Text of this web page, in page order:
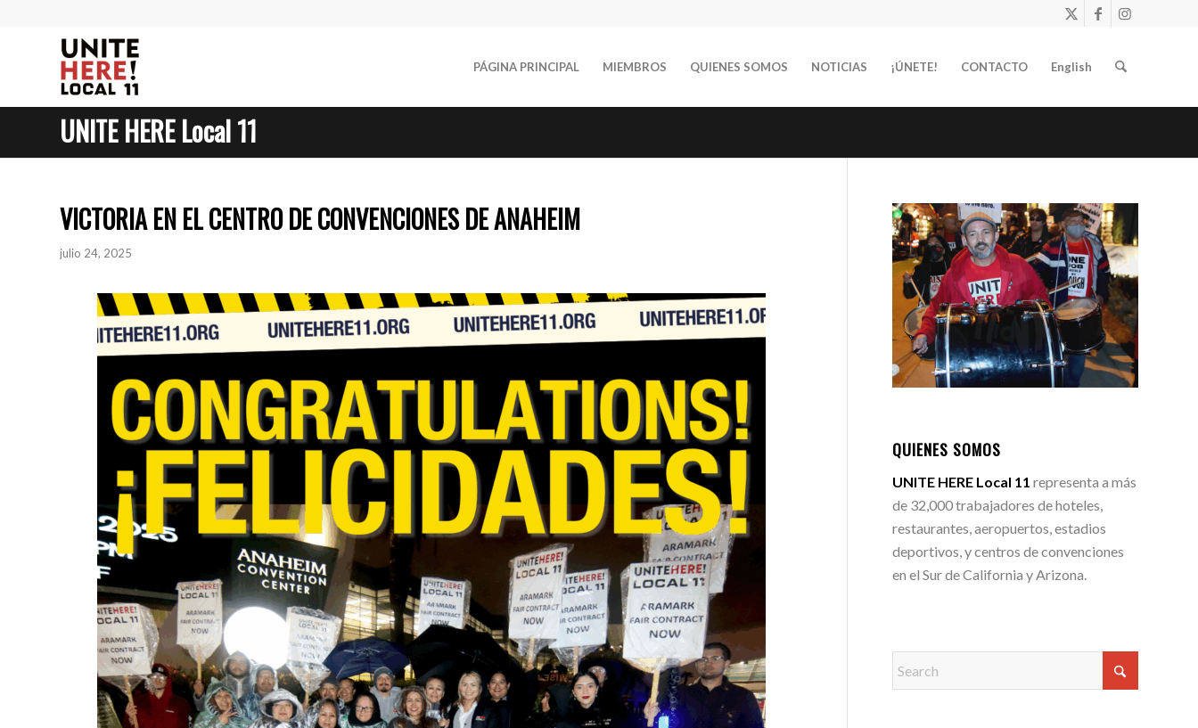
PÁGINA PRINCIPAL MIEMBROS QUIENES SOMOS NOTICIAS ¡ÚNETE! CONTACTO English
UNITE HERE Local 11
VICTORIA EN EL CENTRO DE CONVENCIONES DE ANAHEIM
julio 24, 2025
QUIENES SOMOS
UNITE HERE Local 11 representa a más
de 32,000 trabajadores de hoteles,
restaurantes, aeropuertos, estadios
deportivos, y centros de convenciones
en el Sur de California y Arizona.